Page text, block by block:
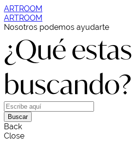
ARTROOM
ARTROOM
Nosotros podemos ayudarte
¿Qué estas
buscando?
Buscar
Back
Close